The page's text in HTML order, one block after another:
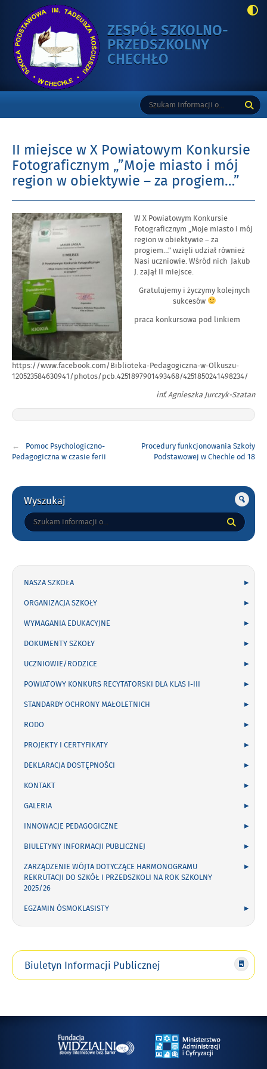
ZESPÓŁ SZKOLNO-
PRZEDSZKOLNY
CHECHŁO
MIEJSCE
W
X
KONKURSIE
„”MOJE
MIASTO
I
MÓJ
REGION
W
OBIEKTYWIE
–
ZA
PROGIEM…”
Wyszukiwarka
Tutaj
wpisz
szukaną
II miejsce w X Powiatowym Konkursie
Fotograficznym „”Moje miasto i mój
region w obiektywie – za progiem…”
Opublikowano
w
dniu
W X Powiatowym Konkursie
Fotograficznym „Moje miasto i mój
region w obiektywie – za
progiem…” wzięli udział również
Nasi uczniowie. Wśród nich Jakub
J. zajął II miejsce.
Gratulujemy i życzymy kolejnych
sukcesów
praca konkursowa pod linkiem
https://www.facebook.com/Biblioteka-Pedagogiczna-w-Olkuszu-
120523584630941/photos/pcb.4251897901493468/4251850241498234/
inf. Agnieszka Jurczyk-Szatan
wpisuPomoc Psychologiczno-
Pedagogiczna w czasie ferii
Procedury funkcjonowania Szkoły
Podstawowej w Chechle od 18
Gorne
Wyszukaj
Tutaj
wpisz
NASZA SZKOŁA
ORGANIZACJA SZKOŁY
WYMAGANIA EDUKACYJNE
DOKUMENTY SZKOŁY
UCZNIOWIE/RODZICE
POWIATOWY KONKURS RECYTATORSKI DLA KLAS I-III
STANDARDY OCHRONY MAŁOLETNICH
RODO
PROJEKTY I CERTYFIKATY
DEKLARACJA DOSTĘPNOŚCI
KONTAKT
GALERIA
INNOWACJE PEDAGOGICZNE
BIULETYNY INFORMACJI PUBLICZNEJ
ZARZĄDZENIE WÓJTA DOTYCZĄCE HARMONOGRAMU
REKRUTACJI DO SZKÓŁ I PRZEDSZKOLI NA ROK SZKOLNY
2025/26
EGZAMIN ÓSMOKLASISTY
Biuletyn Informacji Publicznej